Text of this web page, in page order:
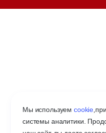
Мы используемcookie
системы аналитики.